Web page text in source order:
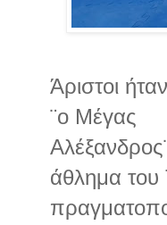
Άριστοι
¨ο Μέγας
άθλημα